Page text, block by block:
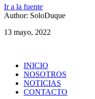
Ir a la fuente
Author: SoloDuque
13 mayo, 2022
INICIO
NOSOTROS
NOTICIAS
CONTACTO